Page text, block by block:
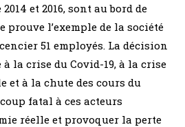
et 2016, sont au bord de
prouve l’exemple de la société
51 employés. La décision
à la crise du Covid-19, à la crise
et à la chute des cours du
fatal à ces acteurs
réelle et provoquer la perte